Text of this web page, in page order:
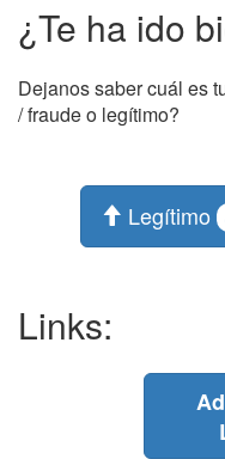
¿Te ha ido
Dejanos saber cuál es
/ fraude o legítimo?
Legítimo
Links: